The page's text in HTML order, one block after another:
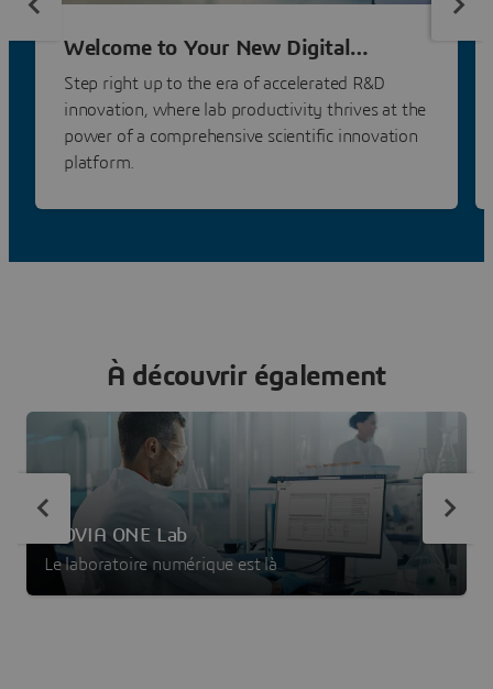
Welcome to Your New Digital
Laboratory
Step right up to the era of accelerated R&D
innovation, where lab productivity thrives at the
power of a comprehensive scientific innovation
platform.
À découvrir également
BIOVIA ONE Lab
Le laboratoire numérique est là